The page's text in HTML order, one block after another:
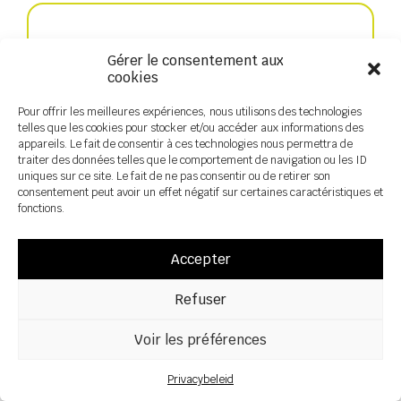
Gérer le consentement aux
cookies
Pour offrir les meilleures expériences, nous utilisons des technologies
telles que les cookies pour stocker et/ou accéder aux informations des
appareils. Le fait de consentir à ces technologies nous permettra de
traiter des données telles que le comportement de navigation ou les ID
uniques sur ce site. Le fait de ne pas consentir ou de retirer son
consentement peut avoir un effet négatif sur certaines caractéristiques et
fonctions.
Accepter
Refuser
Voir les préférences
Privacybeleid
Snel zaaien